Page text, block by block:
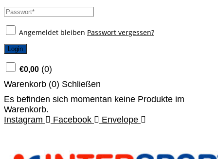
Angemeldet bleiben Passwort vergessen?
Login
€0,00 (0)
Warenkorb (0) Schließen
Es befinden sich momentan keine Produkte im
Warenkorb.
Instagram
Facebook Envelope